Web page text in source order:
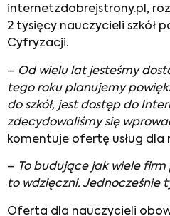
internetzdobrejstrony.pl,
2 tysięcy nauczycieli szkół
Cyfryzacji.
– Od wielu lat jesteśmy
tego roku planujemy
do szkół, jest dostęp do
zdecydowaliśmy się
komentuje ofertę usług dla
– To budujące jak wiele firm
to wdzięczni. Jednocześnie
Oferta dla nauczycieli